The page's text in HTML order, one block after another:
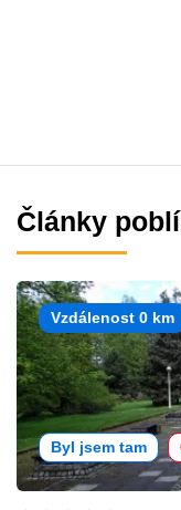
Články
Vzdálenost 0 km
Byl jsem tam